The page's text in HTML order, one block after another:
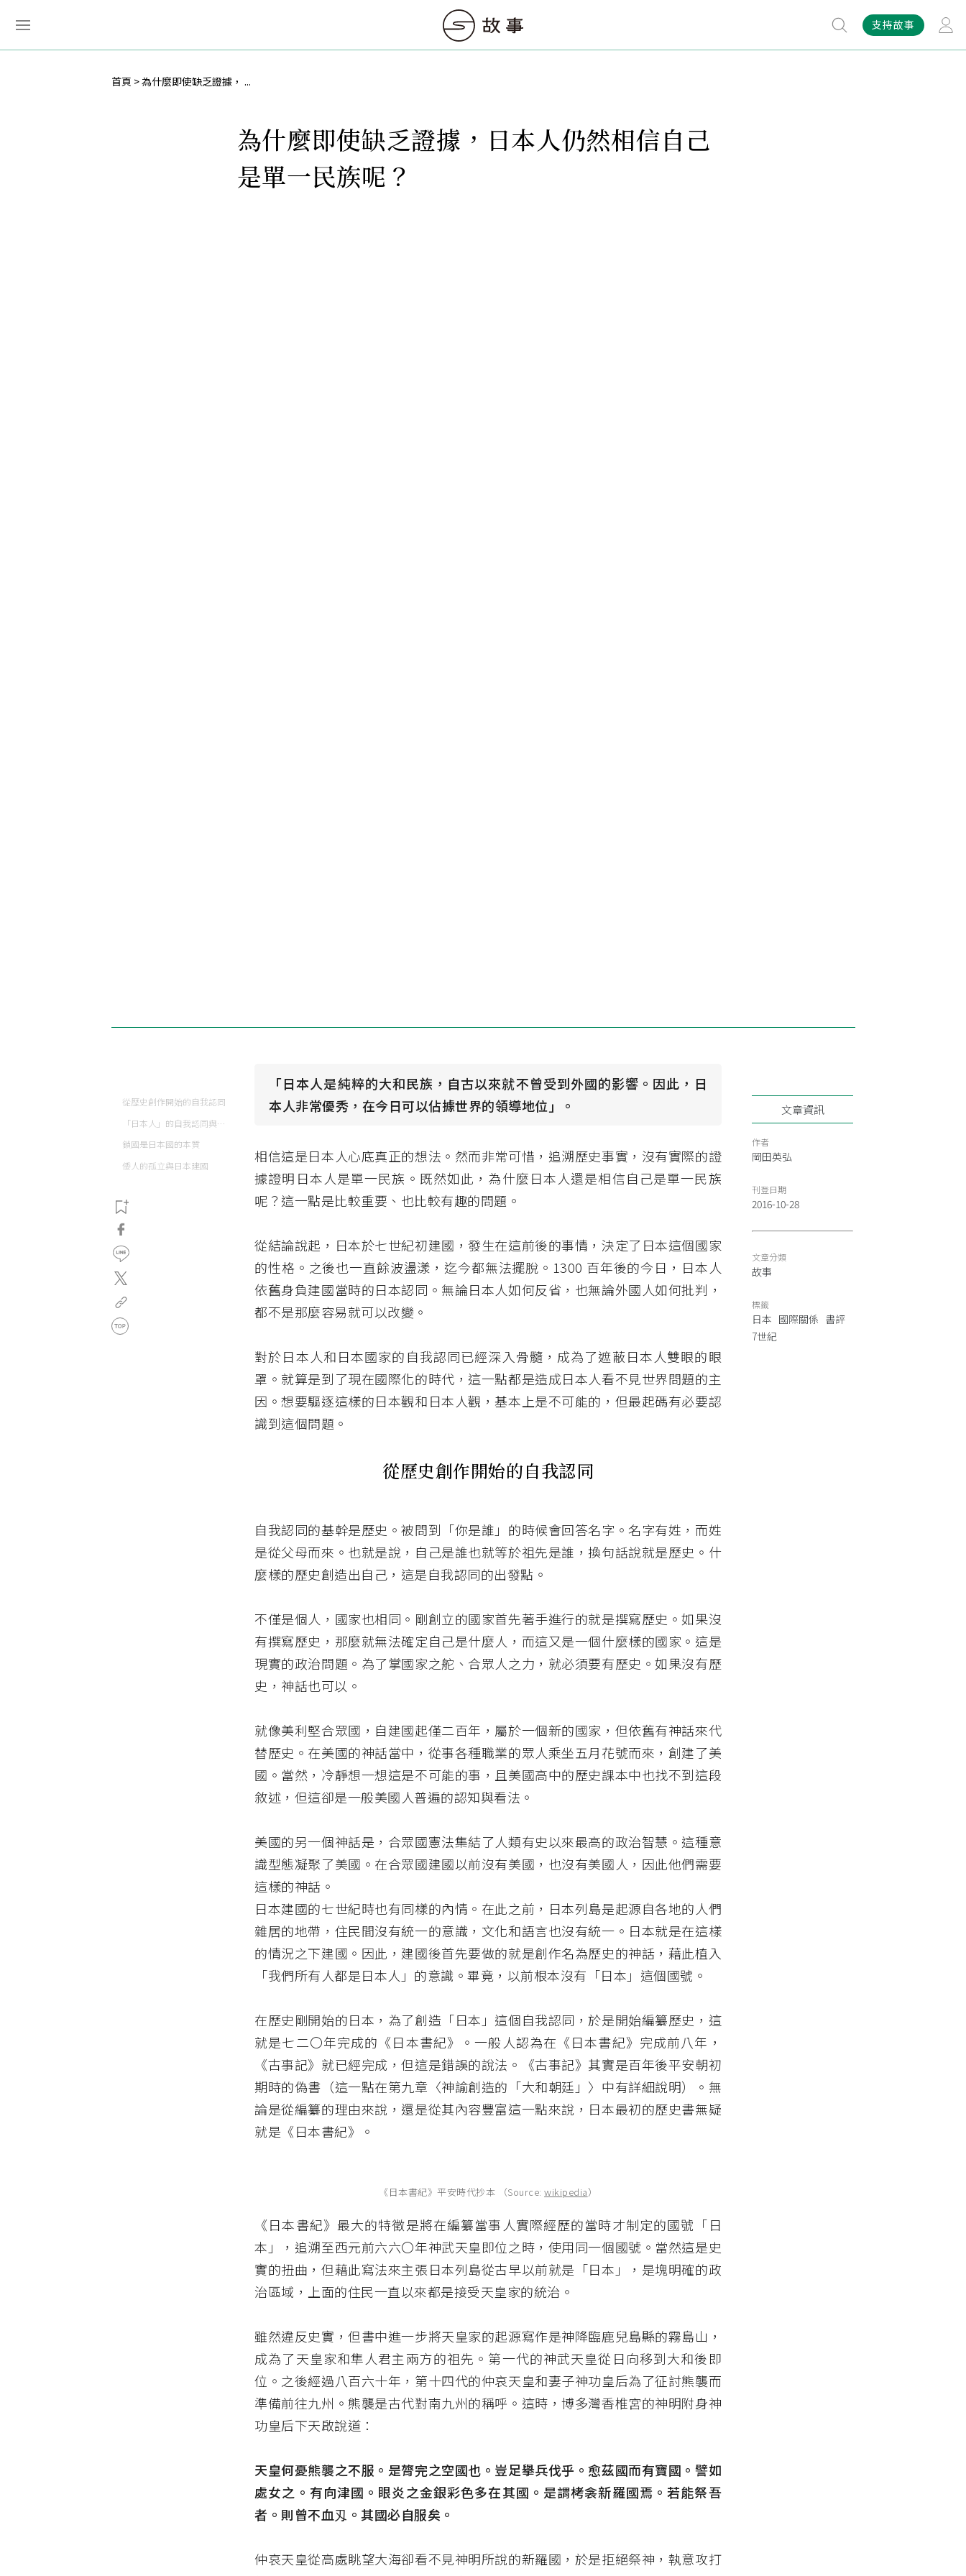
支持故事
首頁 為什麼即使缺乏證據， ...
為什麼即使缺乏證據，日本人仍然相信自己
是單一民族呢？
從歷史創作開始的自我認同
「日本人」的自我認同與國際化
鎖國是日本國的本質
倭人的孤立與日本建國
「日本人是純粹的大和民族，自古以來就不曾受到外國的影響。因此，日
本人非常優秀，在今日可以佔據世界的領導地位」。
相信這是日本人心底真正的想法。然而非常可惜，追溯歷史事實，沒有實際的證
據證明日本人是單一民族。既然如此，為什麼日本人還是相信自己是單一民族
呢？這一點是比較重要、也比較有趣的問題。
從結論說起，日本於七世紀初建國，發生在這前後的事情，決定了日本這個國家
的性格。之後也一直餘波盪漾，迄今都無法擺脫。1300 百年後的今日，日本人
依舊身負建國當時的日本認同。無論日本人如何反省，也無論外國人如何批判，
都不是那麼容易就可以改變。
對於日本人和日本國家的自我認同已經深入骨髓，成為了遮蔽日本人雙眼的眼
罩。就算是到了現在國際化的時代，這一點都是造成日本人看不見世界問題的主
因。想要驅逐這樣的日本觀和日本人觀，基本上是不可能的，但最起碼有必要認
識到這個問題。
從歷史創作開始的自我認同
自我認同的基幹是歷史。被問到「你是誰」的時候會回答名字。名字有姓，而姓
是從父母而來。也就是說，自己是誰也就等於祖先是誰，換句話說就是歷史。什
麼樣的歷史創造出自己，這是自我認同的出發點。
不僅是個人，國家也相同。剛創立的國家首先著手進行的就是撰寫歷史。如果沒
有撰寫歷史，那麼就無法確定自己是什麼人，而這又是一個什麼樣的國家。這是
現實的政治問題。為了掌國家之舵、合眾人之力，就必須要有歷史。如果沒有歷
史，神話也可以。
就像美利堅合眾國，自建國起僅二百年，屬於一個新的國家，但依舊有神話來代
替歷史。在美國的神話當中，從事各種職業的眾人乘坐五月花號而來，創建了美
國。當然，冷靜想一想這是不可能的事，且美國高中的歷史課本中也找不到這段
敘述，但這卻是一般美國人普遍的認知與看法。
美國的另一個神話是，合眾國憲法集結了人類有史以來最高的政治智慧。這種意
識型態凝聚了美國。在合眾國建國以前沒有美國，也沒有美國人，因此他們需要
這樣的神話。
日本建國的七世紀時也有同樣的內情。在此之前，日本列島是起源自各地的人們
雜居的地帶，住民間沒有統一的意識，文化和語言也沒有統一。日本就是在這樣
的情況之下建國。因此，建國後首先要做的就是創作名為歷史的神話，藉此植入
「我們所有人都是日本人」的意識。畢竟，以前根本沒有「日本」這個國號。
在歷史剛開始的日本，為了創造「日本」這個自我認同，於是開始編纂歷史，這
就是七二〇年完成的《日本書紀》。一般人認為在《日本書紀》完成前八年，
《古事記》就已經完成，但這是錯誤的說法。《古事記》其實是百年後平安朝初
期時的偽書（這一點在第九章〈神諭創造的「大和朝廷」〉中有詳細說明）。無
論是從編纂的理由來說，還是從其內容豐富這一點來說，日本最初的歷史書無疑
就是《日本書紀》。
《日本書紀》平安時代抄本 （Source:wikipedia）
《日本書紀》最大的特徵是將在編纂當事人實際經歷的當時才制定的國號「日
本」，追溯至西元前六六〇年神武天皇即位之時，使用同一個國號。當然這是史
實的扭曲，但藉此寫法來主張日本列島從古早以前就是「日本」，是塊明確的政
治區域，上面的住民一直以來都是接受天皇家的統治。
雖然違反史實，但書中進一步將天皇家的起源寫作是神降臨鹿兒島縣的霧島山，
成為了天皇家和隼人君主兩方的祖先。第一代的神武天皇從日向移到大和後即
位。之後經過八百六十年，第十四代的仲哀天皇和妻子神功皇后為了征討熊襲而
準備前往九州。熊襲是古代對南九州的稱呼。這時，博多灣香椎宮的神明附身神
功皇后下天啟說道：
天皇何憂熊襲之不服。是膂完之空國也。豈足擧兵伐乎。愈茲國而有寶國。譬如
處女之。有向津國。眼炎之金銀彩色多在其國。是謂栲衾新羅國焉。若能祭吾
者。則曾不血刄。其國必自服矣。
仲哀天皇從高處眺望大海卻看不見神明所說的新羅國，於是拒絕祭神，執意攻打
文章資訊
作者
岡田英弘
刊登日期
2016-10-28
文章分類
故事
標籤
日本 國際關係 書評
7世紀